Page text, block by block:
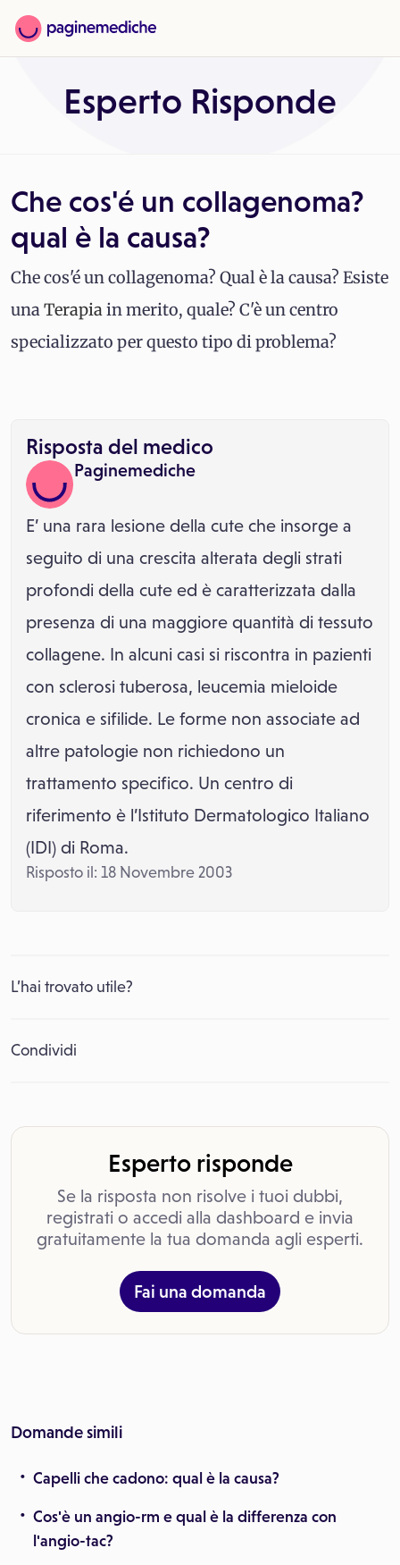
Esperto Risponde
Che cos'é un collagenoma?
qual è la causa?
Che cos'é un collagenoma? Qual è la causa? Esiste
unaTerapiain merito, quale? C'è un centro
specializzato per questo tipo di problema?
Risposta del medico
Paginemediche
E’ una rara lesione della cute che insorge a
seguito di una crescita alterata degli strati
profondi della cute ed è caratterizzata dalla
presenza di una maggiore quantità di tessuto
collagene. In alcuni casi si riscontra in pazienti
con sclerosi tuberosa, leucemia mieloide
cronica e sifilide. Le forme non associate ad
altre patologie non richiedono un
trattamento specifico. Un centro di
riferimento è l’Istituto Dermatologico Italiano
(IDI) di Roma.
Risposto il: 18 Novembre 2003
L’hai trovato utile?
Condividi
Esperto risponde
Se la risposta non risolve i tuoi dubbi,
registrati o accedi alla dashboard e invia
gratuitamente la tua domanda agli esperti.
Fai una domanda
Domande simili
Capelli che cadono: qual è la causa?
Cos'è un angio-rm e qual è la differenza con
l'angio-tac?